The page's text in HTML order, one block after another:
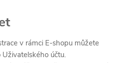
v rámci E-shopu můžete
účtu.